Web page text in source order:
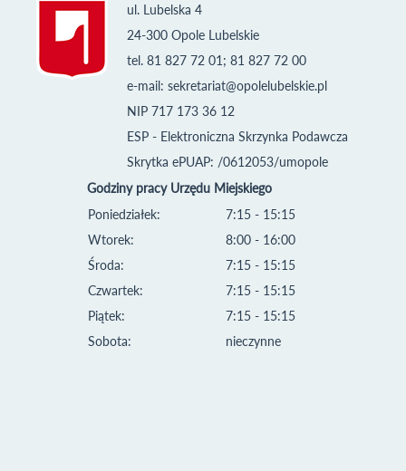
ul. Lubelska 4
24-300 Opole Lubelskie
tel. 81 827 72 01; 81 827 72 00
e-mail: sekretariat@opolelubelskie.pl
NIP 717 173 36 12
ESP - Elektroniczna Skrzynka Podawcza
Skrytka ePUAP: /0612053/umopole
Godziny pracy Urzędu Miejskiego
Poniedziałek:
Wtorek:
Środa:
Czwartek:
Piątek:
Sobota:
7:15 - 15:15
8:00 - 16:00
7:15 - 15:15
7:15 - 15:15
7:15 - 15:15
nieczynne